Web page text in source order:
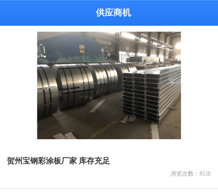
供应商机
贺州宝钢彩涂板厂家 库存充足
浏览次数： 81 次